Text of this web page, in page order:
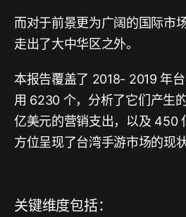
而对于前景更为广阔的国际市
走出了大中华区之外。
本报告覆盖了 2018- 2019 年
用 6230 个，分析了它们产生
亿美元的营销支出，以及 450
方位呈现了台湾手游市场的现
关键维度包括：